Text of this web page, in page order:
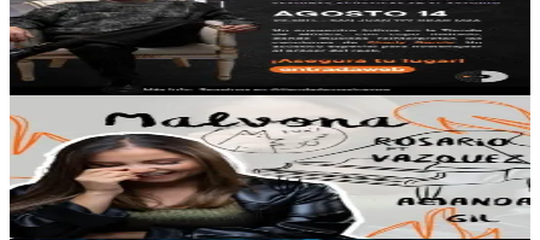
Especial Charly - Sesiones Acusticas
14/08/2026 , 20:30 hsVie., 14 ago.,20:30 hs
9
Lobopollito
Malvona
14/08/2026, 20:30 hsVie., 14 ago.,20:30 hs
0